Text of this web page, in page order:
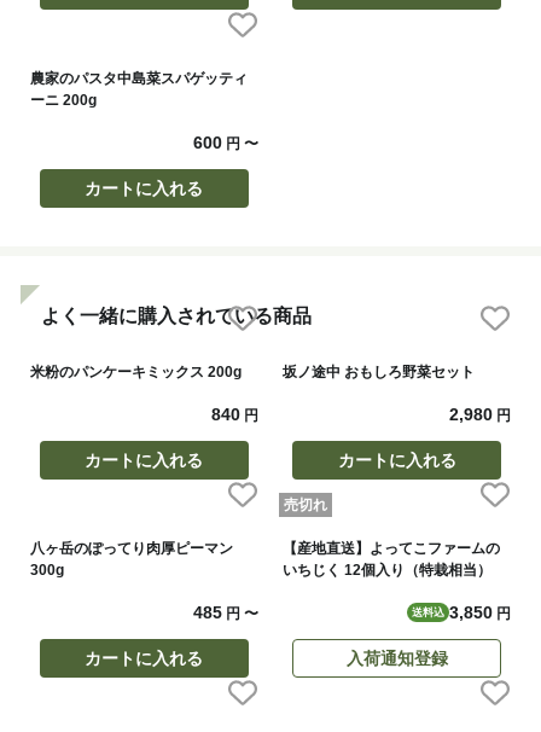
農家のパスタ中島菜スパゲッティ
ーニ 200g
600円 〜
カートに入れる
よく一緒に購入されている商品
米粉のパンケーキミックス 200g
840円
カートに入れる
坂ノ途中 おもしろ野菜セット
2,980 円
カートに入れる
八ヶ岳のぽってり肉厚ピーマン
300g
485円 〜
カートに入れる
売切れ
【産地直送】よってこファームの
いちじく 12個入り（特栽相当）
送料込 3,850 円
入荷通知登録